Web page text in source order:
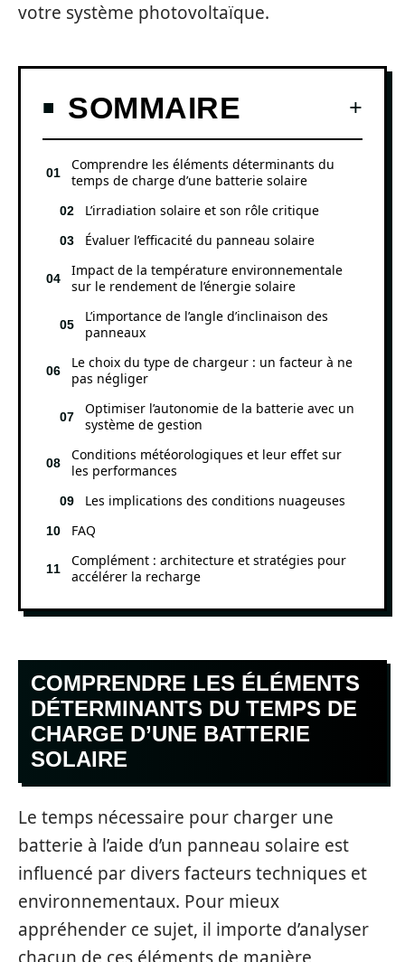
votre système photovoltaïque.
SOMMAIRE
Comprendre les éléments déterminants du
temps de charge d’une batterie solaire
L’irradiation solaire et son rôle critique
Évaluer l’efficacité du panneau solaire
Impact de la température environnementale
sur le rendement de l’énergie solaire
L’importance de l’angle d’inclinaison des
panneaux
Le choix du type de chargeur : un facteur à ne
pas négliger
Optimiser l’autonomie de la batterie avec un
système de gestion
Conditions météorologiques et leur effet sur
les performances
Les implications des conditions nuageuses
FAQ
Complément : architecture et stratégies pour
accélérer la recharge
COMPRENDRE LES ÉLÉMENTS
DÉTERMINANTS DU TEMPS DE
CHARGE D’UNE BATTERIE
SOLAIRE
Le temps nécessaire pour charger une
batterie à l’aide d’un panneau solaire est
influencé par divers facteurs techniques et
environnementaux. Pour mieux
appréhender ce sujet, il importe d’analyser
chacun de ces éléments de manière